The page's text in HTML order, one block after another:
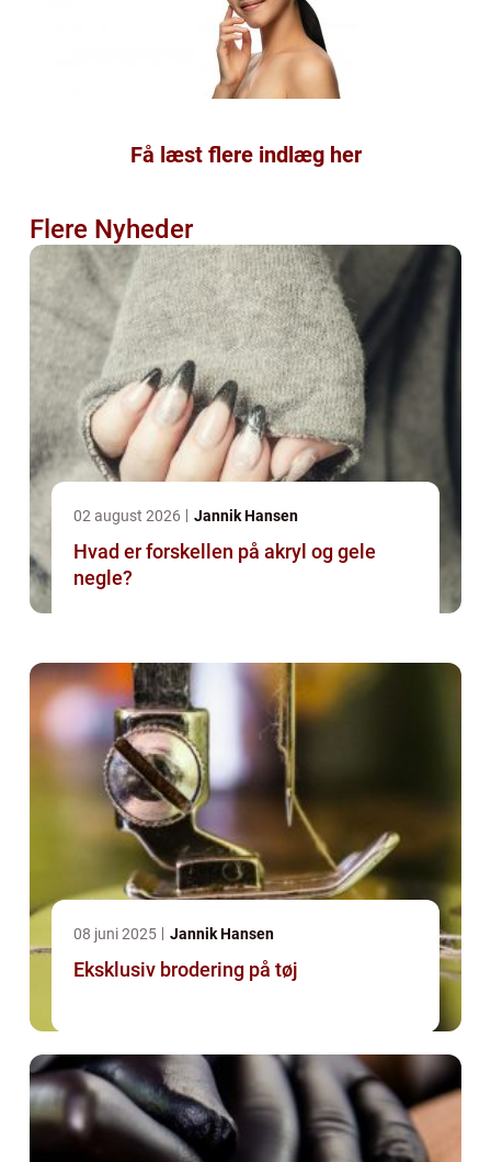
Få læst flere indlæg her
Flere Nyheder
02 august 2026 Jannik Hansen
Hvad er forskellen på akryl og gele
negle?
08 juni 2025 Jannik Hansen
Eksklusiv brodering på tøj